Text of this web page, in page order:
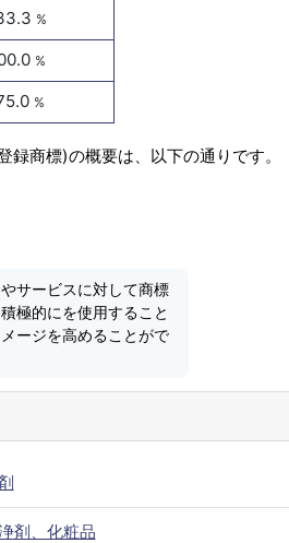
%
%
%
商標)の概要は、以下の通りです。
サービスに対して商標
極的にを使用すること
ージを高めることがで
剤、化粧品